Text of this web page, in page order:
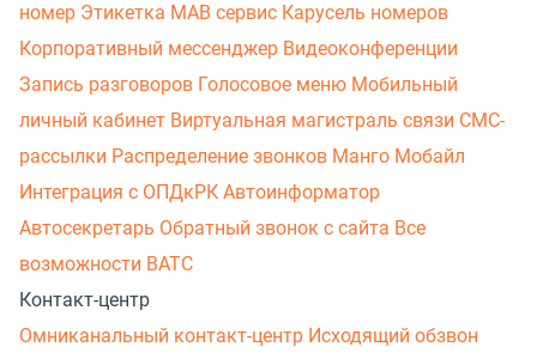
номер Этикетка МАВ сервис Карусель номеров
Корпоративный мессенджер Видеоконференции
Запись разговоров Голосовое меню Мобильный
личный кабинет Виртуальная магистраль связи СМС-
рассылки Распределение звонков Манго Мобайл
Интеграция с ОПДкРК Автоинформатор
Автосекретарь Обратный звонок с сайта Все
возможности ВАТС
Контакт-центр
Омниканальный контакт-центр Исходящий обзвон